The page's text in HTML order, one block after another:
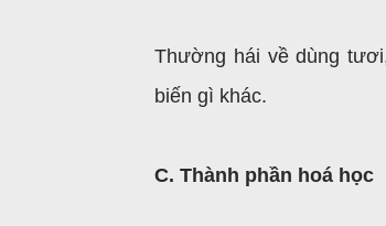
Thường hái về dùng
biến gì khác.
C. Thành phần hoá học